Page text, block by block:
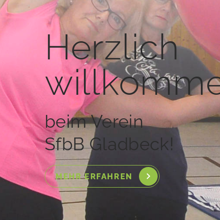
Herzlich
beim Verein
SfbB Gladbeck!
MEHR ERFAHREN